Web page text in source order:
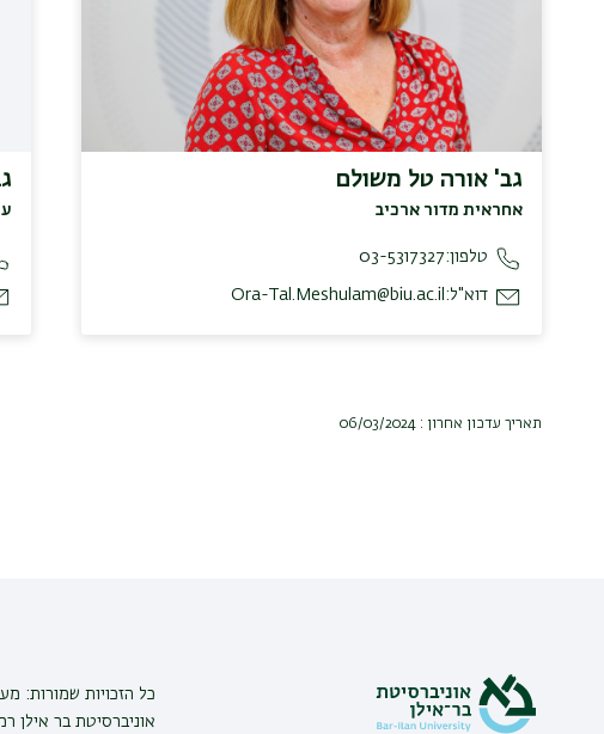
גב' אורה טל משולם
אחראית מדור ארכיב
טלפון:03-5317327
דוא"ל: Ora-Tal.Meshulam@biu.ac.il
תאריך עדכון אחרון : 06/03/2024
כל הזכויות שמורות:
אוניברסיטת בר אילן רמת גן